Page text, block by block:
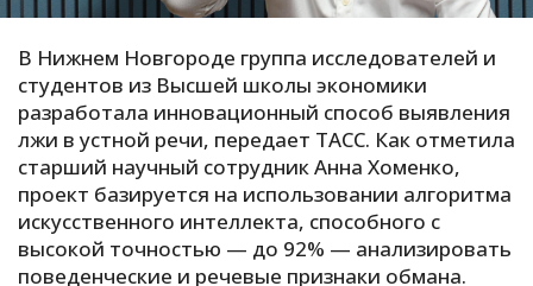
Е
И
К
Т
У
В Нижнем Новгороде группа исследователей и
студентов из Высшей школы экономики
разработала инновационный способ выявления
лжи в устной речи, передает ТАСС. Как отметила
старший научный сотрудник Анна Хоменко,
проект базируется на использовании алгоритма
искусственного интеллекта, способного с
высокой точностью — до 92% — анализировать
поведенческие и речевые признаки обмана.